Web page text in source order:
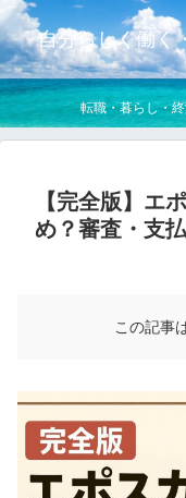
自分らしく働く
転職・暮らし・
【完全版】エ
め？審査・支
この記事